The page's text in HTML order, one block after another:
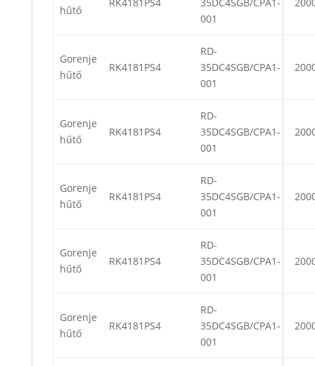
hűtő
001
Gorenje
hűtő
RK4181PS4
RD-
35DC4SGB/CPA1-
001
Gorenje
hűtő
RK4181PS4
RD-
35DC4SGB/CPA1-
001
Gorenje
hűtő
RK4181PS4
RD-
35DC4SGB/CPA1-
001
Gorenje
hűtő
RK4181PS4
RD-
35DC4SGB/CPA1-
001
Gorenje
hűtő
RK4181PS4
RD-
35DC4SGB/CPA1-
001